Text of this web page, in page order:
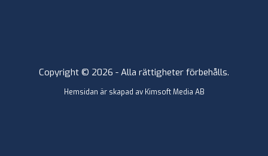
Copyright © 2026 - Alla rättigheter förbehålls.
Hemsidan är skapad av Kimsoft Media AB